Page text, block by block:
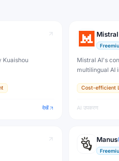
Kuaishou
देखें
Mistral AI's
multilingual AI
Cost-efficient
AI उपकरण
Manus